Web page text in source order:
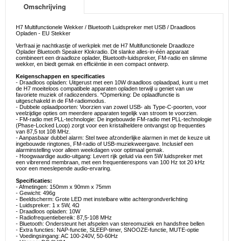
Omschrijving
H7 Multifunctionele Wekker / Bluetooth Luidspreker met USB / Draadloos
Opladen - EU Stekker
Verfraai je nachtkastje of werkplek met de H7 Multifunctionele Draadloze
Oplader Bluetooth Speaker Klokradio. Dit slanke alles-in-één apparaat
combineert een draadloze oplader, Bluetooth-luidspreker, FM-radio en slimme
wekker, en biedt gemak en efficiëntie in een compact ontwerp.
Keigenschappen en specificaties
- Draadloos opladen: Uitgerust met een 10W draadloos oplaadpad, kunt u met
de H7 moeiteloos compatibele apparaten opladen terwijl u geniet van uw
favoriete muziek of radiozenders. *Opmerking: De oplaadfunctie is
uitgeschakeld in de FM-radiomodus.
- Dubbele oplaadpoorten: Voorzien van zowel USB- als Type-C-poorten, voor
veelzijdige opties om meerdere apparaten tegelijk van stroom te voorzien.
- FM-radio met PLL-technologie: De ingebouwde FM-radio met PLL-technologie
(Phase-Locked Loop) zorgt voor een kristalheldere ontvangst op frequenties
van 87,5 tot 108 MHz.
- Aanpasbaar dubbel alarm: Stel twee afzonderlijke alarmen in met de keuze uit
ingebouwde ringtones, FM-radio of USB-muziekweergave. Inclusief een
alarminstelling voor alleen weekdagen voor optimaal gemak.
- Hoogwaardige audio-uitgang: Levert rijk geluid via een 5W luidspreker met
een vibrerend membraan, met een frequentierespons van 100 Hz tot 20 kHz
voor een meeslepende audio-ervaring.
Specificaties:
- Afmetingen: 150mm x 90mm x 75mm
- Gewicht: 496g
- Beeldscherm: Grote LED met instelbare witte achtergrondverlichting
- Luidspreker: 1 x 5W, 4Ω
- Draadloos opladen: 10W
- Radiofrequentiebereik: 87,5-108 MHz
- Bluetooth: Ondersteunt het afspelen van stereomuziek en handsfree bellen
- Extra functies: NAP-functie, SLEEP-timer, SNOOZE-functie, MUTE-optie
- Voedingsingang: AC 100-240V, 50-60Hz